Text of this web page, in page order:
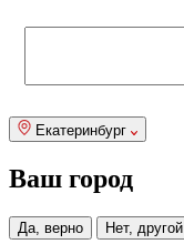
Екатеринбург
Ваш город
Да, верно Нет, другой